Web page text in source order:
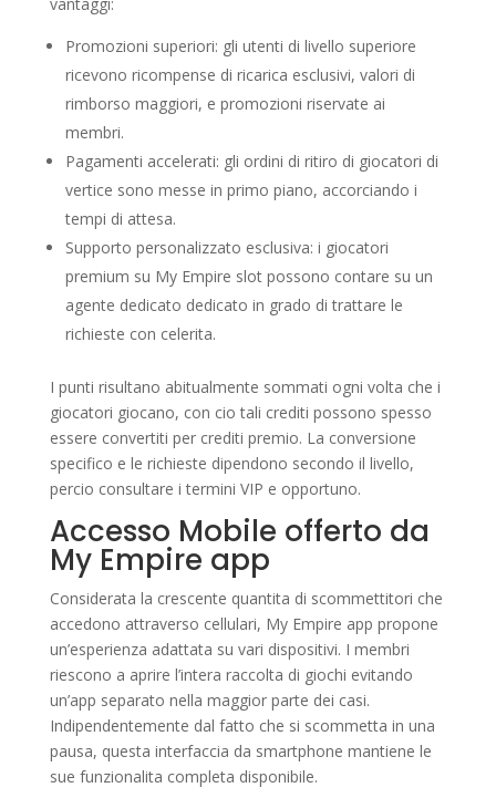
Promozioni superiori: gli utenti di livello superiore
ricevono ricompense di ricarica esclusivi, valori di
rimborso maggiori, e promozioni riservate ai
membri.
Pagamenti accelerati: gli ordini di ritiro di giocatori di
vertice sono messe in primo piano, accorciando i
tempi di attesa.
Supporto personalizzato esclusiva: i giocatori
premium su My Empire slot possono contare su un
agente dedicato dedicato in grado di trattare le
richieste con celerita.
I punti risultano abitualmente sommati ogni volta che i
giocatori giocano, con cio tali crediti possono spesso
essere convertiti per crediti premio. La conversione
specifico e le richieste dipendono secondo il livello,
percio consultare i termini VIP e opportuno.
Accesso Mobile offerto da
My Empire app
Considerata la crescente quantita di scommettitori che
accedono attraverso cellulari, My Empire app propone
un’esperienza adattata su vari dispositivi. I membri
riescono a aprire l’intera raccolta di giochi evitando
un’app separato nella maggior parte dei casi.
Indipendentemente dal fatto che si scommetta in una
pausa, questa interfaccia da smartphone mantiene le
sue funzionalita completa disponibile.